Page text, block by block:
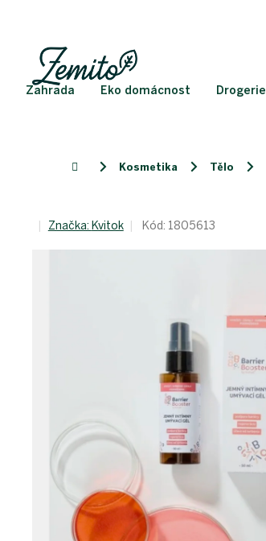
Zahrada Eko domácnost Drogerie
Domů Kosmetika Tělo
Značka: Kvitok Kód: 1805613